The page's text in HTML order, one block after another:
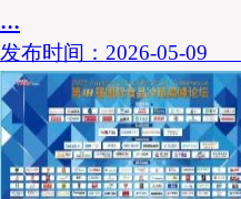
...
发布时间：2026-05-